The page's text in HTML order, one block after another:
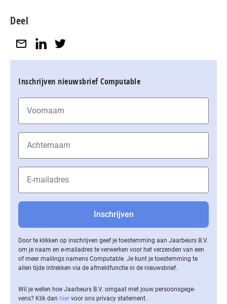
Deel
Inschrijven nieuwsbrief Computable
Door te klikken op inschrijven geef je toestemming aan Jaarbeurs B.V.
om je naam en e-mailadres te verwerken voor het verzenden van een
of meer mailings namens Computable. Je kunt je toestemming te
allen tijde intrekken via de af­meld­func­tie in de nieuwsbrief.
Wil je weten hoe Jaarbeurs B.V. omgaat met jouw per­soons­ge­ge­
vens? Klik dan hier voor ons privacy statement.